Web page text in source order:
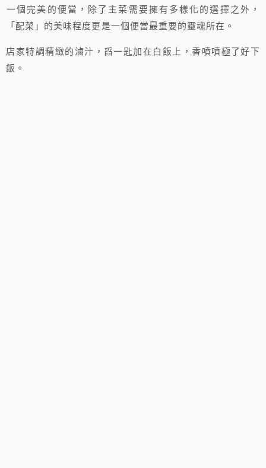
一個完美的便當，除了主菜需要擁有多樣化的選擇之外，
「配菜」的美味程度更是一個便當最重要的靈魂所在。
店家特調精緻的滷汁，舀一匙加在白飯上，香噴噴極了好下
飯。